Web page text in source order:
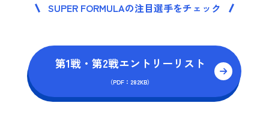
SUPER FORMULAの注目選手をチェック
第1戦・第2戦エントリーリスト
（PDF：282KB）